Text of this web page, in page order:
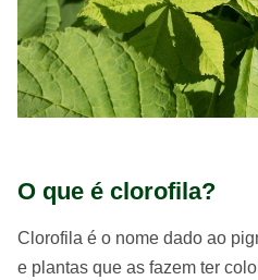
O que é clorofila?
Clorofila é o nome dado ao
e plantas que as fazem ter